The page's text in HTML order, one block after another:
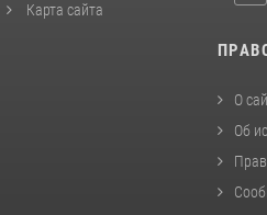
Карта сайта
О
Об